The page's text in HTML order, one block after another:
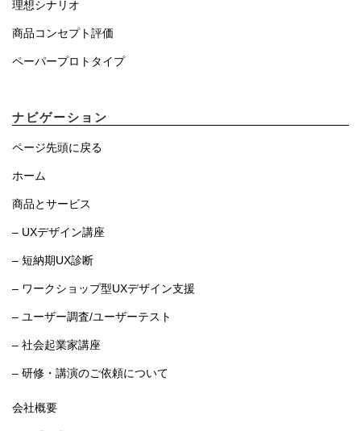
理想シナリオ
商品コンセプト評価
ペーパープロトタイプ
ナビゲーション
ページ先頭に戻る
ホーム
商品とサービス
– UXデザイン講座
– 短納期UX診断
– ワークショップ型UXデザイン支援
– ユーザー調査/ユーザーテスト
– 社会起業家講座
– 研修・講演のご依頼について
会社概要